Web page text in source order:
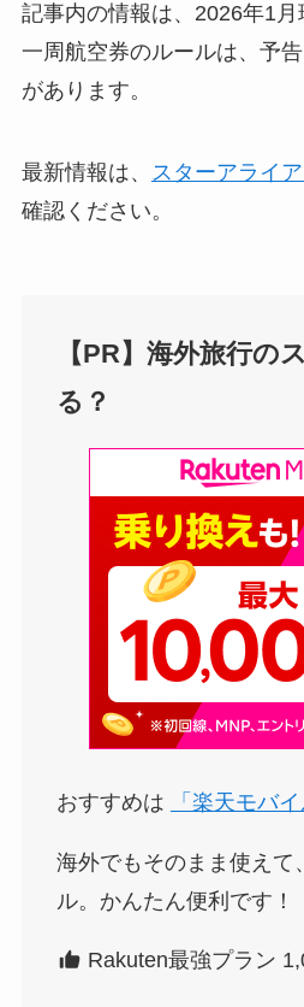
記事内の情報は、2026年1
一周航空券のルールは、予
があります。
最新情報は、 スターアライ
確認ください。
【PR】海外旅行の
る？
おすすめは 「楽天モバイ
海外でもそのまま使えて
ル。かんたん便利です！
Rakuten最強プラン